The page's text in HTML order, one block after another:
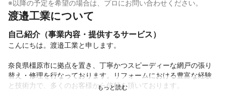
※以降の予定を希望の場合は、プロにお問い合わせください。
渡邉工業について
自己紹介（事業内容・提供するサービス）
こんにちは。渡邉工業と申します。
奈良県橿原市に拠点を置き、丁寧かつスピーディーな網戸の張り
替え・修理を行なっております。リフォームにおける豊富な経験
と技術力で、多くのお客様から信頼を頂いております。